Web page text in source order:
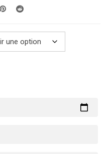
289.00€
729.00€